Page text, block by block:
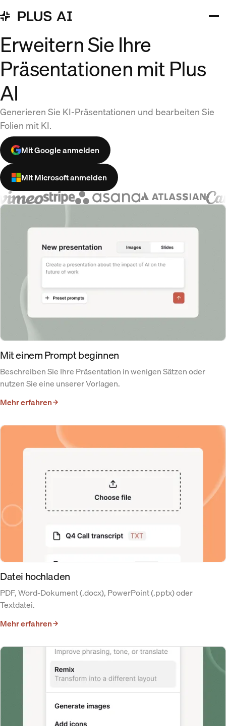
Erweitern Sie Ihre
Präsentationen mit Plus
AI
Generieren Sie KI-Präsentationen und bearbeiten Sie
Folien mit KI.
Mit Google anmelden
Mit Microsoft anmelden
Mit einem Prompt beginnen
Beschreiben Sie Ihre Präsentation in wenigen Sätzen oder
nutzen Sie eine unserer Vorlagen.
Mehr erfahren
Datei hochladen
PDF, Word-Dokument (.docx), PowerPoint (.pptx) oder
Textdatei.
Mehr erfahren